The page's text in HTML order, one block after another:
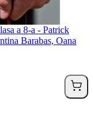
a 8-a - Patrick
Barabas, Oana